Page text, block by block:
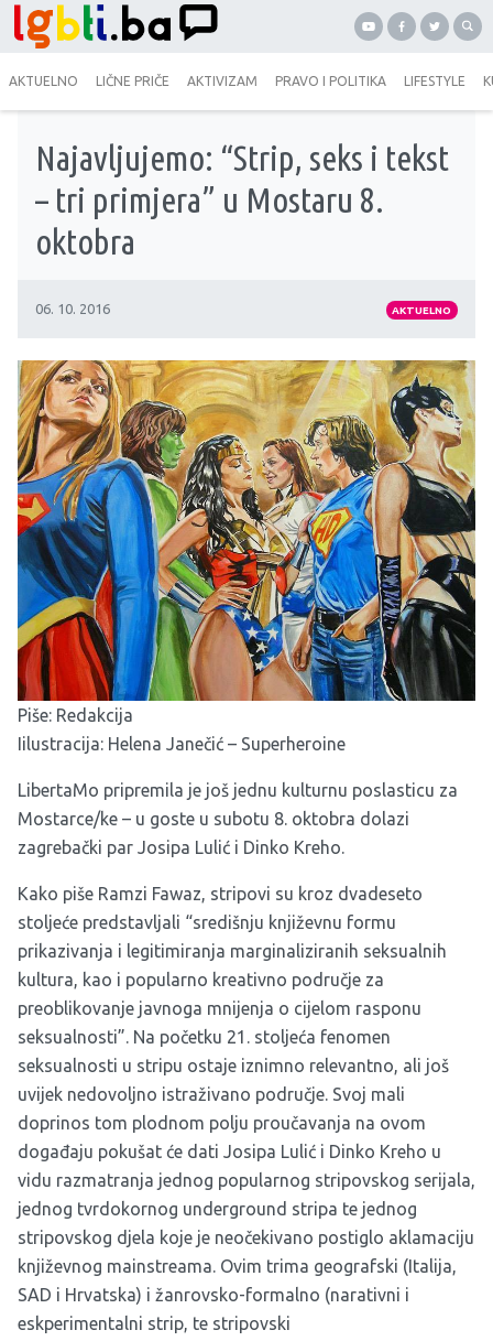
AKTUELNO LIČNE PRIČE AKTIVIZAM PRAVO I POLITIKA LIFESTYLE
Najavljujemo: “Strip, seks i tekst
– tri primjera” u Mostaru 8.
oktobra
06. 10. 2016 AKTUELNO
Piše: Redakcija
Iilustracija: Helena Janečić – Superheroine
LibertaMo pripremila je još jednu kulturnu poslasticu za
Mostarce/ke – u goste u subotu 8. oktobra dolazi
zagrebački par Josipa Lulić i Dinko Kreho.
Kako piše Ramzi Fawaz, stripovi su kroz dvadeseto
stoljeće predstavljali “središnju književnu formu
prikazivanja i legitimiranja marginaliziranih seksualnih
kultura, kao i popularno kreativno područje za
preoblikovanje javnoga mnijenja o cijelom rasponu
seksualnosti”. Na početku 21. stoljeća fenomen
seksualnosti u stripu ostaje iznimno relevantno, ali još
uvijek nedovoljno istraživano područje. Svoj mali
doprinos tom plodnom polju proučavanja na ovom
događaju pokušat će dati Josipa Lulić i Dinko Kreho u
vidu razmatranja jednog popularnog stripovskog serijala,
jednog tvrdokornog underground stripa te jednog
stripovskog djela koje je neočekivano postiglo aklamaciju
književnog mainstreama. Ovim trima geografski (Italija,
SAD i Hrvatska) i žanrovsko-formalno (narativni i
eskperimentalni strip, te stripovski